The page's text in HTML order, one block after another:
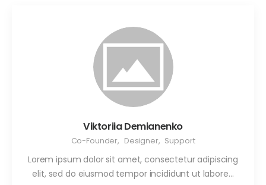
Viktoriia Demianenko
Co-Founder, Designer, Support
Lorem ipsum dolor sit amet, consectetur adipiscing
elit, sed do eiusmod tempor incididunt ut labore…